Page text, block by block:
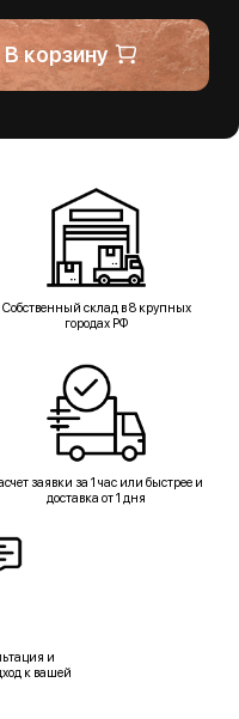
В корзину
Собственный склад в 8 крупных
городах РФ
заявки за 1 час или быстрее и
доставка от 1 дня
и
к вашей